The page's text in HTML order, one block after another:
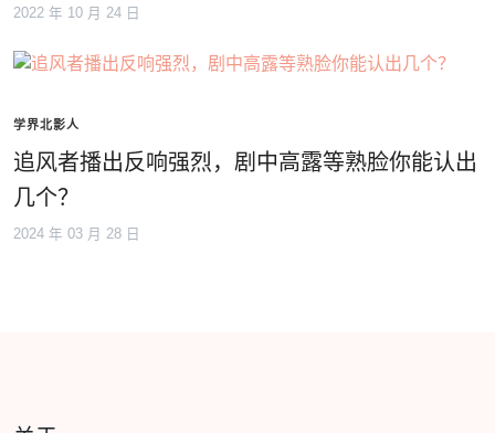
2022 年 10 月 24 日
学界北影人
追风者播出反响强烈，剧中高露等熟脸你能认出
几个？
2024 年 03 月 28 日